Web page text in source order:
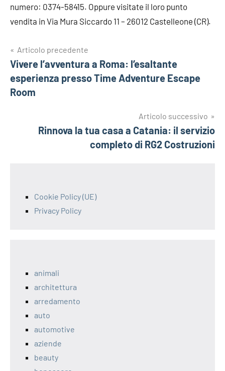
numero: 0374-58415. Oppure visitate il loro punto
vendita in Via Mura Siccardo 11 – 26012 Castelleone (CR).
Navigazione
articoli
Articolo precedente
Vivere l’avventura a Roma: l’esaltante
esperienza presso Time Adventure Escape
Room
Articolo successivo
Rinnova la tua casa a Catania: il servizio
completo di RG2 Costruzioni
Cookie Policy (UE)
Privacy Policy
animali
architettura
arredamento
auto
automotive
aziende
beauty